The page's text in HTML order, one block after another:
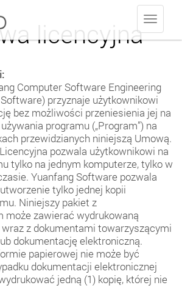
Toggle
licencyjna
Computer Software Engineering
przyznaje użytkownikowi
bez możliwości przeniesienia jej na
programu („Program”) na
przewidzianych niniejszą Umową.
pozwala użytkownikowi na
tylko na jednym komputerze, tylko w
Yuanfang Software pozwala
tylko jednej kopii
Niniejszy pakiet z
może zawierać wydrukowaną
wraz z dokumentami towarzyszącymi
dokumentację elektroniczną.
papierowej nie może być
dokumentacji elektronicznej
jedną (1) kopię, której nie